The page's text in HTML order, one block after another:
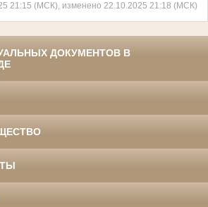
21:15 (МСК), изменено 22.10.2025 21:18 (МСК)
ДОКУМЕНТОВ В